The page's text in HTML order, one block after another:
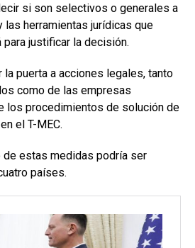
si son selectivos o generales a
herramientas jurídicas que
para justificar la decisión.
la puerta a acciones legales, tanto
como de las empresas
los procedimientos de solución de
el T-MEC.
de estas medidas podría ser
países.